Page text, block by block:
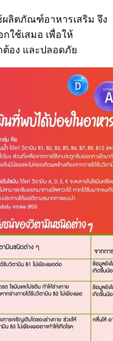
ผลิตภัณฑ์อาหารเสริม จึง
ใช้เสมอ เพื่อให้
อง และปลอดภัย